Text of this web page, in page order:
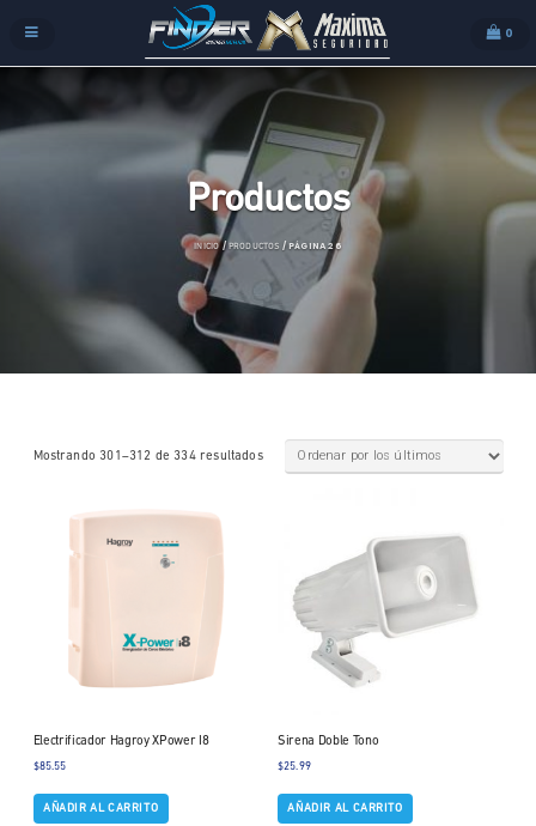
0
Productos
INICIO/ PRODUCTOS / PÁGINA 26
Mostrando 301–312 de 334 resultados
Electrificador Hagroy XPower I8
$85.55
AÑADIR AL CARRITO
Sirena Doble Tono
$25.99
AÑADIR AL CARRITO